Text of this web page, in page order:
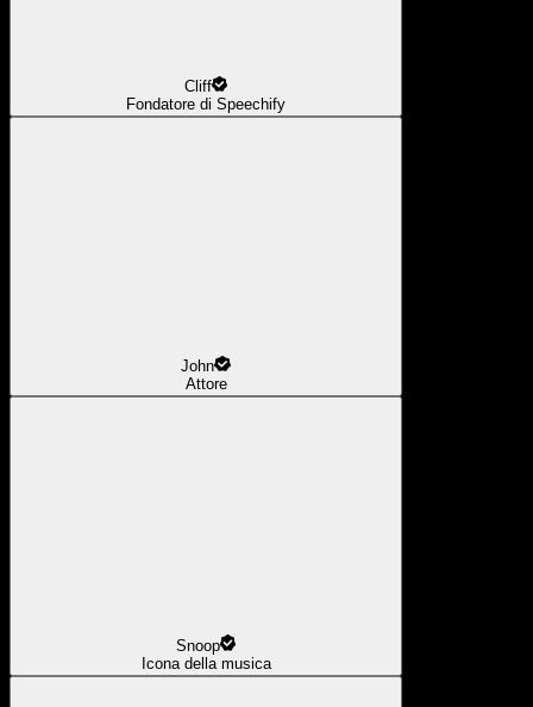
Cliff
Fondatore di Speechify
John
Attore
Snoop
Icona della musica